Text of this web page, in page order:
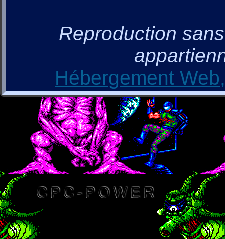
Reproduction
Hébergement